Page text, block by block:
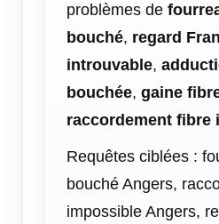
problèmes de
bouché, regard
introuvable,
bouchée, gaine
raccordement fibre
Requêtes ciblées :
bouché Angers,
impossible Angers,